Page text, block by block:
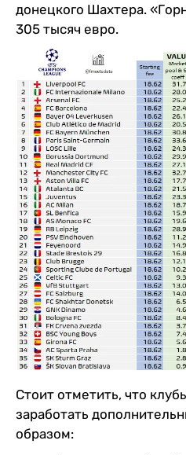
донецкого Шахтера.
305 тысяч евро.
Стоит отметить, что
заработать
образом: